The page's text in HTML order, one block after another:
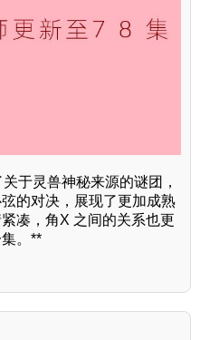
于灵兽神秘来源的谜团，
的对决，展现了更加成熟
凑，角X 之间的关系也更
。**